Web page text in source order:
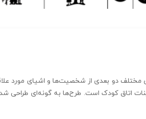
دو بعدی از شخصیت‌ها و اشیای مورد